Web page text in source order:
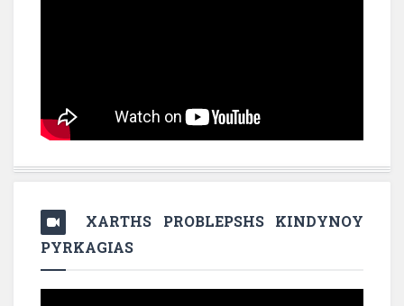
XARTHS PROBLEPSHS KINDYNOY
PYRKAGIAS